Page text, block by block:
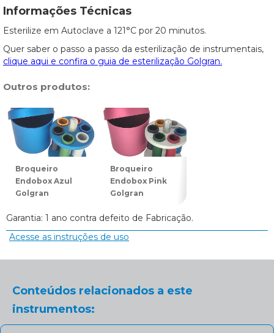
Informações Técnicas
Esterilize em Autoclave a 121°C por 20 minutos.
Quer saber o passo a passo da esterilização de instrumentais,
clique aqui e confira o guia de esterilização Golgran.
Outros produtos:
Broqueiro
Endobox Azul
Golgran
Broqueiro
Endobox Pink
Golgran
Garantia: 1 ano contra defeito de Fabricação.
Acesse as instruções de uso
Conteúdos relacionados a este
instrumentos: